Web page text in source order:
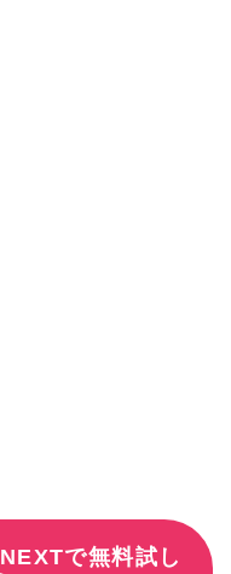
で無料試し